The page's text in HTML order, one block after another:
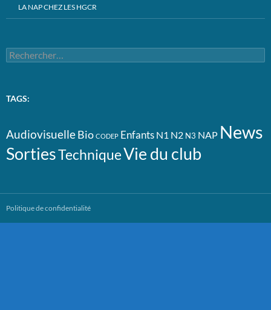
LA NAP CHEZ LES HGCR
Rechercher :
TAGS:
AudiovisuelleBio CODEP Enfants N1 N2 N3 NAP News
SortiesTechniqueVie du club
Politique de confidentialité